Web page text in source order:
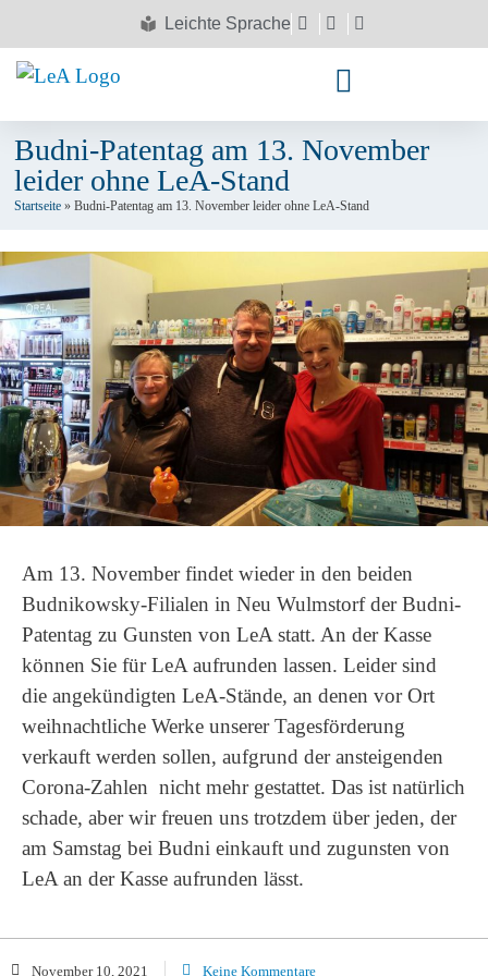
Leichte Sprache
Budni-Patentag am 13. November
leider ohne LeA-Stand
Startseite » Budni-Patentag am 13. November leider ohne LeA-Stand
Am 13. November findet wieder in den beiden
Budnikowsky-Filialen in Neu Wulmstorf der Budni-
Patentag zu Gunsten von LeA statt. An der Kasse
können Sie für LeA aufrunden lassen. Leider sind
die angekündigten LeA-Stände, an denen vor Ort
weihnachtliche Werke unserer Tagesförderung
verkauft werden sollen, aufgrund der ansteigenden
Corona-Zahlen nicht mehr gestattet. Das ist natürlich
schade, aber wir freuen uns trotzdem über jeden, der
am Samstag bei Budni einkauft und zugunsten von
LeA an der Kasse aufrunden lässt.
November 10, 2021 Keine Kommentare